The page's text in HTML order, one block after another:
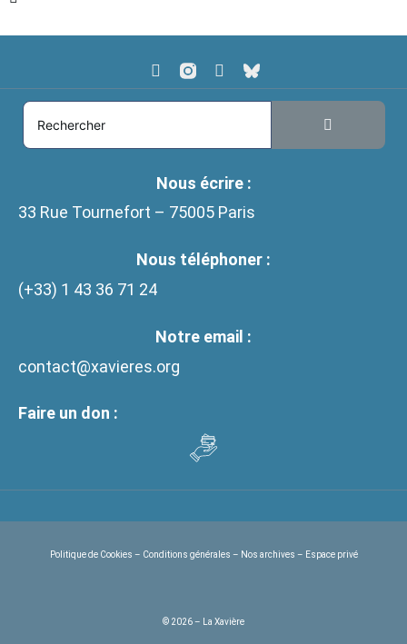
Nous écrire :
33 Rue Tournefort – 75005 Paris
Nous téléphoner :
(+33) 1 43 36 71 24
Notre email :
contact@xavieres.org
Faire un don :
Politique de Cookies – Conditions générales – Nos archives – Espace privé
© 2026 – La Xavière